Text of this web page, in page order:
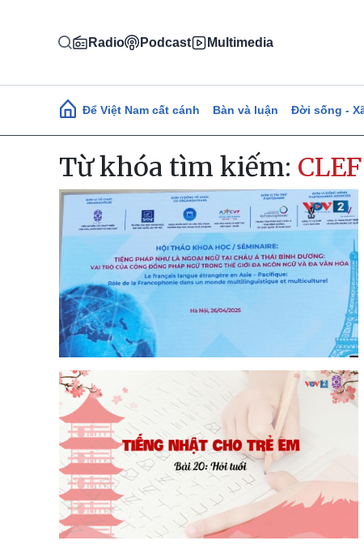
Radio Podcast Multimedia
Main navigation
Để Việt Nam cất cánh Bàn và luận Đời sống -
Từ khóa tìm kiếm: CLEF